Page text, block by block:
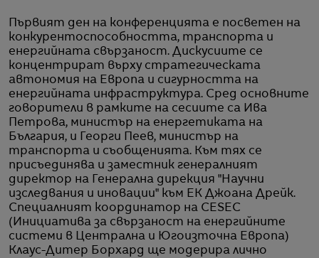
Първият ден на конференцията е посветен на
конкурентоспособността, транспорта и
енергийната свързаност. Дискусиите се
концентрират върху стратегическата
автономия на Европа и сигурността на
енергийната инфраструктура. Сред основните
говорители в рамките на сесиите са Ива
Петрова, министър на енергетиката на
България, и Георги Пеев, министър на
транспорта и съобщенията. Към тях се
присъединява и заместник генералният
директор на Генерална дирекция "Научни
изследвания и иновации" към ЕК Джоана Дрейк.
Специалният координатор на CESEC
(Инициатива за свързаност на енергийните
системи в Централна и Югоизточна Европа)
Клаус-Дитер Борхард ще модерира лично